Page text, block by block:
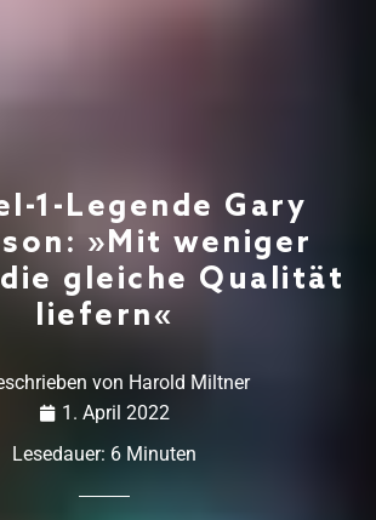
1-Legende Gary
»Mit weniger
gleiche Qualität
liefern«
von Harold Miltner
1. April 2022
Lesedauer: 6 Minuten